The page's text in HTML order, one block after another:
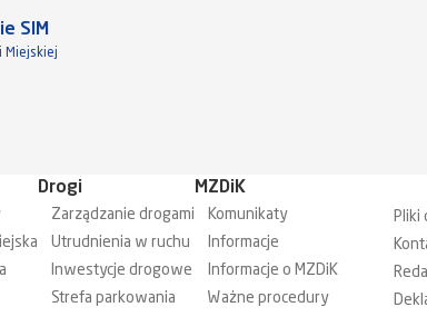
SIM
Miejskiej
Drogi
Zarządzanie drogami
Utrudnienia w ruchu
Inwestycje drogowe
Strefa parkowania
MZDiK
Komunikaty
Informacje
Informacje o MZDiK
Ważne procedury
Pliki